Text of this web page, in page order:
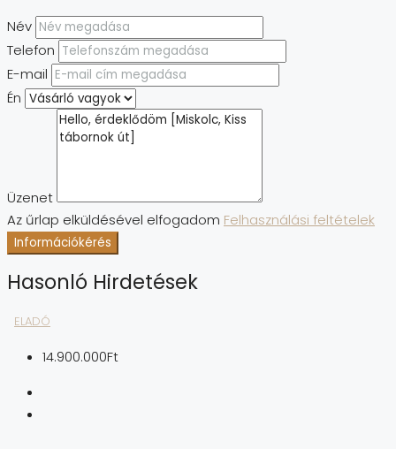
Név
Telefon
E-mail
Én
Üzenet
Az űrlap elküldésével elfogadom Felhasználási feltételek
Információkérés
Hasonló Hirdetések
ELADÓ
14.900.000Ft